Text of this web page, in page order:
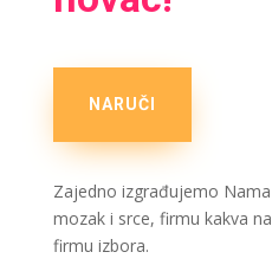
NARUČI
Zajedno izgrađujemo
mozak i srce, firmu kakva
firmu izbora.